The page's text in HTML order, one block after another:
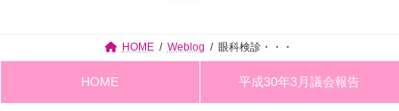
HOME Weblog 眼科検診・・・
HOME 平成30年3月議会報告